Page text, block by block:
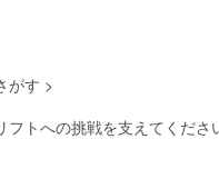
がす >
フトへの挑戦を支えてくださ